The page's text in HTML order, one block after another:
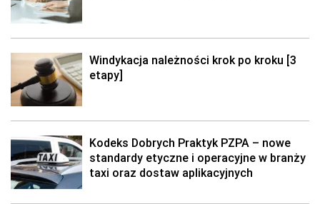
Windykacja należności krok po kroku [3
etapy]
Kodeks Dobrych Praktyk PZPA – nowe
standardy etyczne i operacyjne w branży
taxi oraz dostaw aplikacyjnych